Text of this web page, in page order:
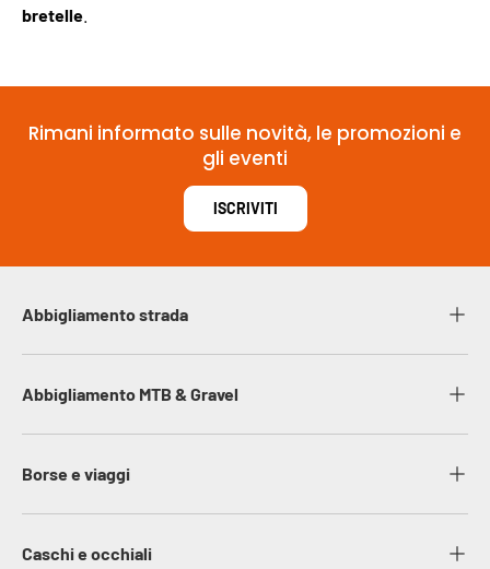
bretelle
Rimani informato sulle novità, le promozioni e
gli eventi
ISCRIVITI
Abbigliamento strada
Abbigliamento MTB & Gravel
Borse e viaggi
Caschi e occhiali